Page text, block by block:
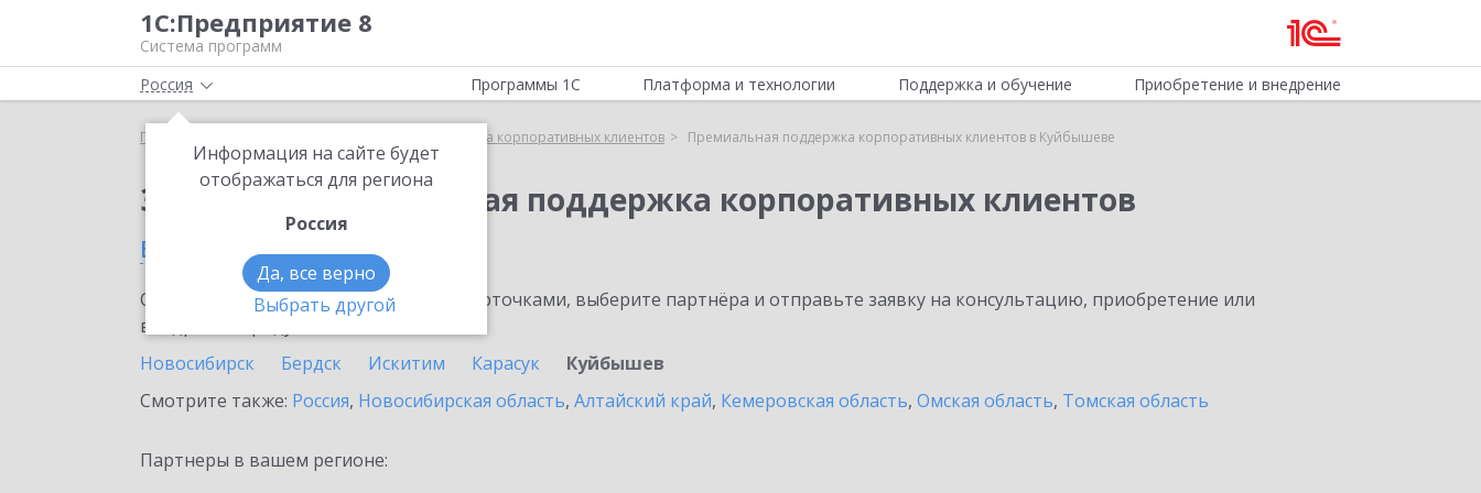
1С:Предприятие 8
Система программ
Россия
Информация на сайте будет
отображаться для региона
Россия
Да, все верно
Выбрать другой
Программы 1С Платформа и технологии Поддержка и обучение Приобретение и внедрение
Главная Премиальная поддержка корпоративных клиентов Премиальная поддержка корпоративных клиентов в Куйбышеве
Заказать Премиальная поддержка корпоративных клиентов
в Куйбышеве
Ознакомьтесь с информационными карточками, выберите партнёра и отправьте заявку на консультацию, приобретение или
внедрение продукта.
Новосибирск
Бердск Искитим Карасук
Куйбышев
Смотрите также: Россия, Новосибирская область, Алтайский край, Кемеровская область, Омская область, Томская область
Партнеры в вашем регионе: